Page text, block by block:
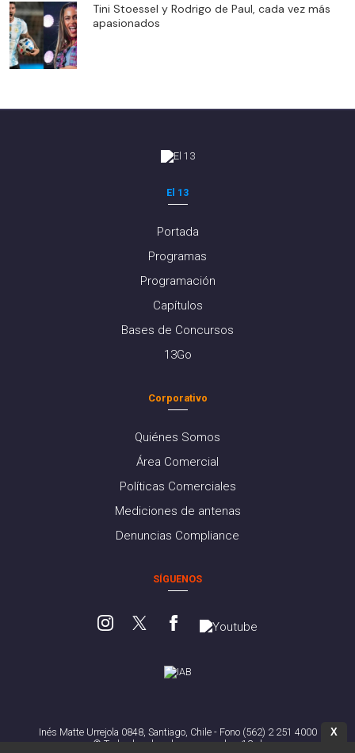
Tini Stoessel y Rodrigo de Paul, cada vez más
apasionados
El 13
Portada
Programas
Programación
Capítulos
Bases de Concursos
13Go
Corporativo
Quiénes Somos
Área Comercial
Políticas Comerciales
Mediciones de antenas
Denuncias Compliance
SÍGUENOS
Inés Matte Urrejola 0848, Santiago, Chile - Fono (562) 2 251 4000
© Todos los derechos reservados. 13.cl
X